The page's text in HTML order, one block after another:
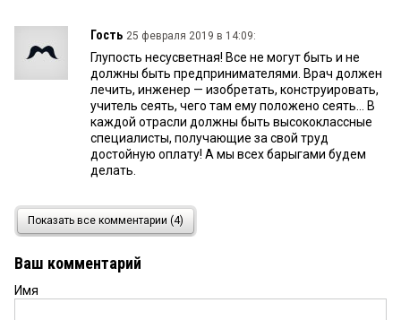
Гость 25 февраля 2019 в 14:09:
Глупость несусветная! Все не могут быть и не
должны быть предпринимателями. Врач должен
лечить, инженер — изобретать, конструировать,
учитель сеять, чего там ему положено сеять... В
каждой отрасли должны быть высококлассные
специалисты, получающие за свой труд
достойную оплату! А мы всех барыгами будем
делать.
25 февраля 2019 в 13:02:
круто!
Показать все комментарии (4)
Ваш комментарий
Имя